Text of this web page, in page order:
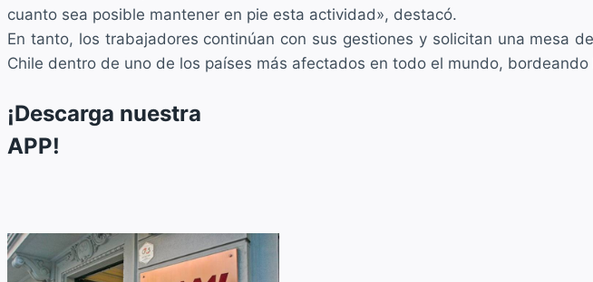
cuanto sea posible mantener en pie esta actividad», destacó.
En tanto, los trabajadores continúan con sus gestiones y solicitan una mesa
Chile dentro de uno de los países más afectados en todo el mundo,
¡Descarga nuestra
APP!